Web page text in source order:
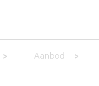
> Aanbod >